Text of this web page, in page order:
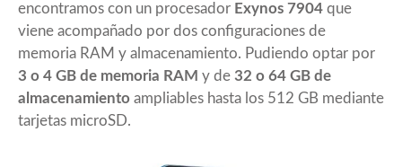
encontramos con un procesador Exynos 7904 que
viene acompañado por dos configuraciones de
memoria RAM y almacenamiento. Pudiendo optar por
3 o 4 GB de memoria RAM y de 32 o 64 GB de
almacenamiento ampliables hasta los 512 GB mediante
tarjetas microSD.